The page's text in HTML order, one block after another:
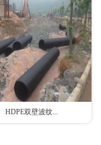
HDPE双壁波纹...